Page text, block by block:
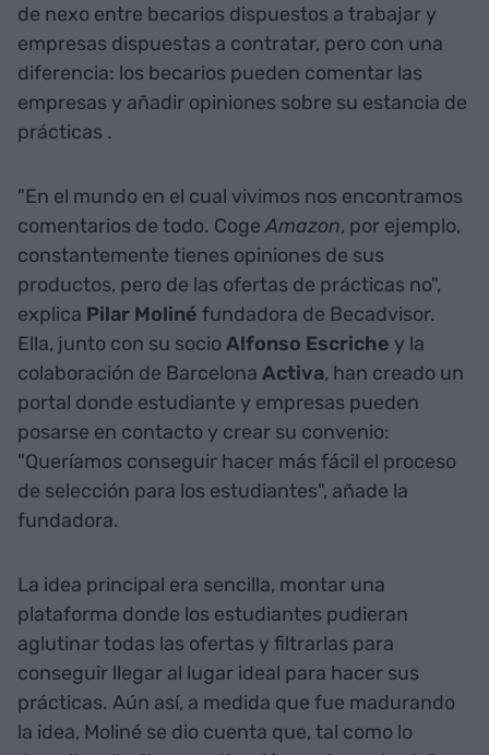
de nexo entre becarios dispuestos a trabajar y
empresas dispuestas a contratar, pero con una
diferencia: los becarios pueden comentar las
empresas y añadir opiniones sobre su estancia de
prácticas .
"En el mundo en el cual vivimos nos encontramos
comentarios de todo. CogeAmazon, por ejemplo,
constantemente tienes opiniones de sus
productos, pero de las ofertas de prácticas no",
explica Pilar Moliné fundadora de Becadvisor.
Ella, junto con su socioAlfonso Escriche y la
colaboración de Barcelona Activa, han creado un
portal donde estudiante y empresas pueden
posarse en contacto y crear su convenio:
"Queríamos conseguir hacer más fácil el proceso
de selección para los estudiantes", añade la
fundadora.
La idea principal era sencilla, montar una
plataforma donde los estudiantes pudieran
aglutinar todas las ofertas y filtrarlas para
conseguir llegar al lugar ideal para hacer sus
prácticas. Aún así, a medida que fue madurando
la idea, Moliné se dio cuenta que, tal como lo